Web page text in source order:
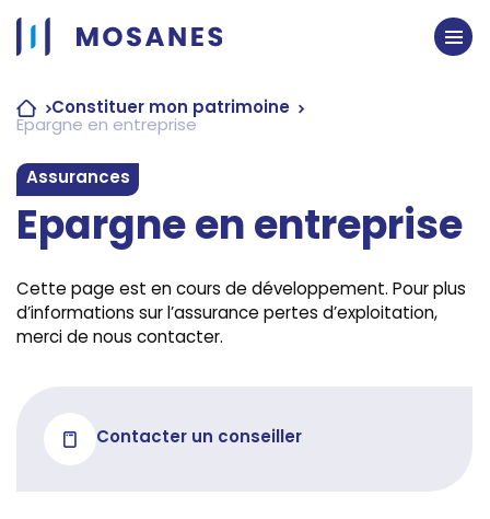
Passer
contenu
Constituer mon patrimoine
Epargne en entreprise
Assurances
Epargne en entreprise
Cette page est en cours de développement. Pour plus
d’informations sur l’assurance pertes d’exploitation,
merci de nous contacter.
Contacter un conseiller